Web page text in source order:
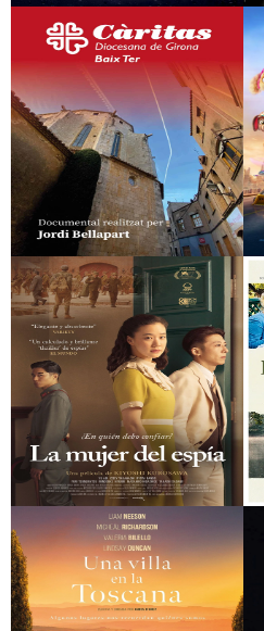
Jinetes de la justicia
Càritas Baix Ter
La mujer del espia